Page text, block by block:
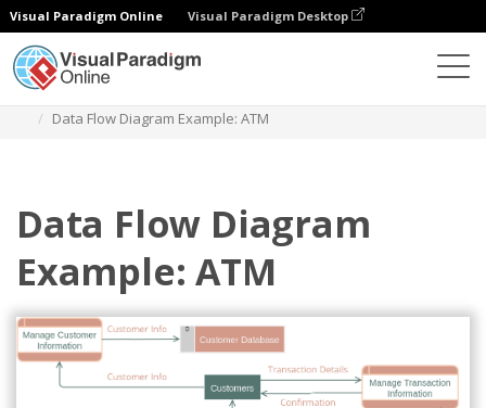
Visual Paradigm Online Visual Paradigm Desktop
Data Flow Diagram Example: ATM
Data Flow Diagram
Example: ATM